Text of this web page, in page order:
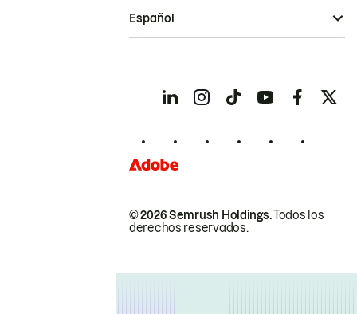
© 2026 Semrush Holdings.Todos los
derechos reservados.
Español